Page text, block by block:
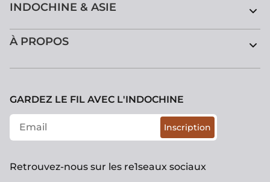
INDOCHINE & ASIE
À PROPOS
GARDEZ LE FIL AVEC L'INDOCHINE
Inscription
Retrouvez-nous sur les re1seaux sociaux